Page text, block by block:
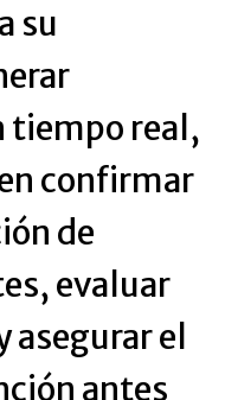
su
tiempo real,
confirmar
de
evaluar
asegurar el
antes